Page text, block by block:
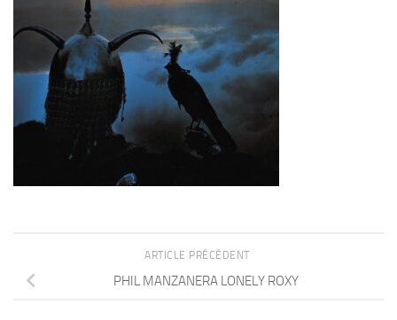
ARTICLE PRÉCÉDENT
PHIL MANZANERA LONELY ROXY